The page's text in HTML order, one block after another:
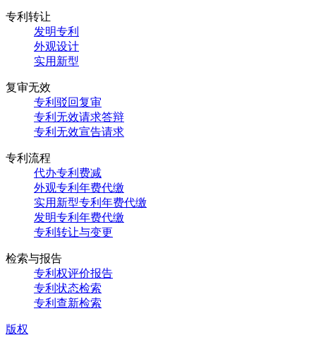
专利转让
发明专利
外观设计
实用新型
复审无效
专利驳回复审
专利无效请求答辩
专利无效宣告请求
专利流程
代办专利费减
外观专利年费代缴
实用新型专利年费代缴
发明专利年费代缴
专利转让与变更
检索与报告
专利权评价报告
专利状态检索
专利查新检索
版权